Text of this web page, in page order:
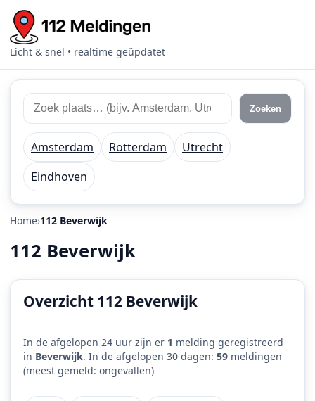
Licht & snel • realtime geüpdatet
Zoek
112
meldingen
Zoek
plaats
of
regio
Zoeken
Amsterdam Rotterdam
Utrecht
Eindhoven
Home 112 Beverwijk
112 Beverwijk
Overzicht 112 Beverwijk
In de afgelopen 24 uur zijn er 1 melding geregistreerd
in Beverwijk. In de afgelopen 30 dagen: 59 meldingen
(meest gemeld: ongevallen)